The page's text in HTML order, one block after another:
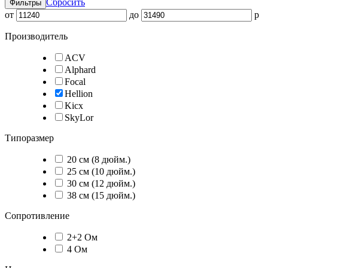
Фильтры
от
до p
Производитель
ACV
Alphard
Focal
Hellion
Kicx
SkyLor
Типоразмер
20 см (8 дюйм.)
25 см (10 дюйм.)
30 см (12 дюйм.)
38 см (15 дюйм.)
Сопротивление
2+2 Ом
4 Ом